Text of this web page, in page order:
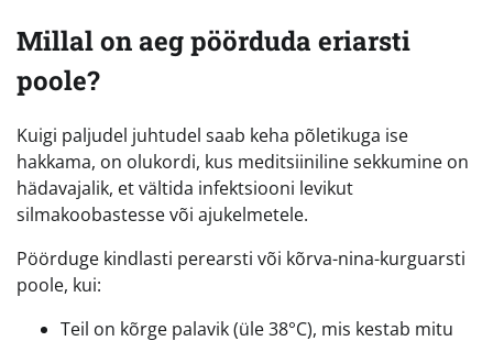
Millal on aeg pöörduda eriarsti
poole?
Kuigi paljudel juhtudel saab keha põletikuga ise
hakkama, on olukordi, kus meditsiiniline sekkumine on
hädavajalik, et vältida infektsiooni levikut
silmakoobastesse või ajukelmetele.
Pöörduge kindlasti perearsti või kõrva-nina-kurguarsti
poole, kui:
Teil on kõrge palavik (üle 38°C), mis kestab mitu